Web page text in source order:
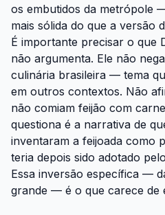
os embutidos da metrópole
mais sólida do que a versão
É importante precisar o que
não argumenta. Ele não
culinária brasileira — tema
em outros contextos. Não
não comiam feijão com
questiona é a narrativa de
inventaram a feijoada como
teria depois sido adotado
Essa inversão específica —
grande — é o que carece de